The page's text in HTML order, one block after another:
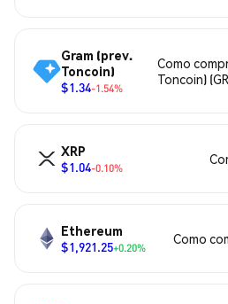
Gram (prev.
Toncoin)
$1.34-1.54%
Como
Toncoin)
XRP
$1.04-0.10%
Ethereum
$1,921.25+0.20%
Como